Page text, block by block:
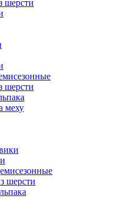
шерсти
шерсти
меху
шерсти